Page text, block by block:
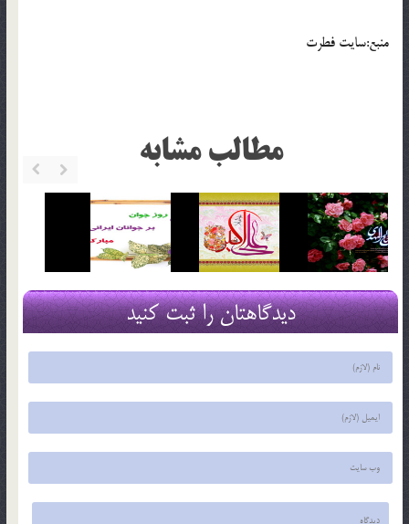
منبع:سایت فطرت
مطالب مشابه
دیدگاهتان را ثبت کنید